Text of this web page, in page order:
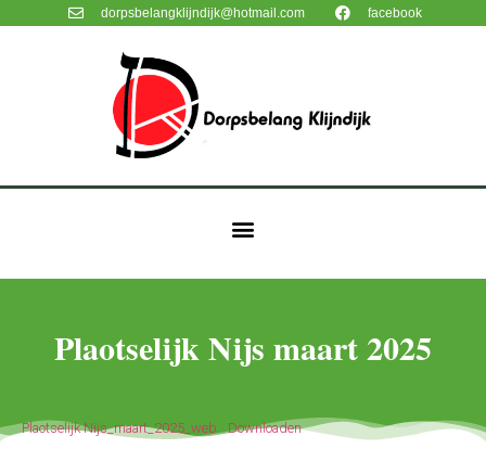
dorpsbelangklijndijk@hotmail.com facebook
Plaotselijk Nijs maart 2025
Plaotselijk Nijs_maart_2025_web Downloaden